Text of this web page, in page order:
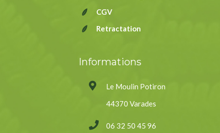
CGV
Retractation
Informations
Le Moulin Potiron
44370 Varades
06 32 50 45 96